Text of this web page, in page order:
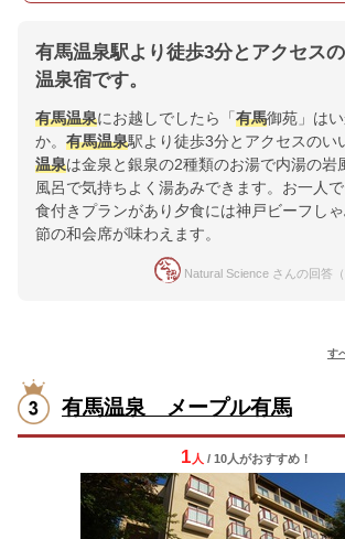
有馬温泉駅より徒歩3分とアクセス
温泉宿です。
有馬温泉にお越しでしたら「 有馬御苑」は
か。 有馬温泉駅より徒歩3分とアクセスのい
温泉は金泉と銀泉の2種類のお湯で内湯の岩
風呂で気持ちよく湯あみできます。お一人
食付きプランがあり夕食には神戸ビーフし
節の和会席が味わえます。
Natural Science さんの回答
す
有馬温泉 メープル有馬
1 人 / 10人がおすすめ！